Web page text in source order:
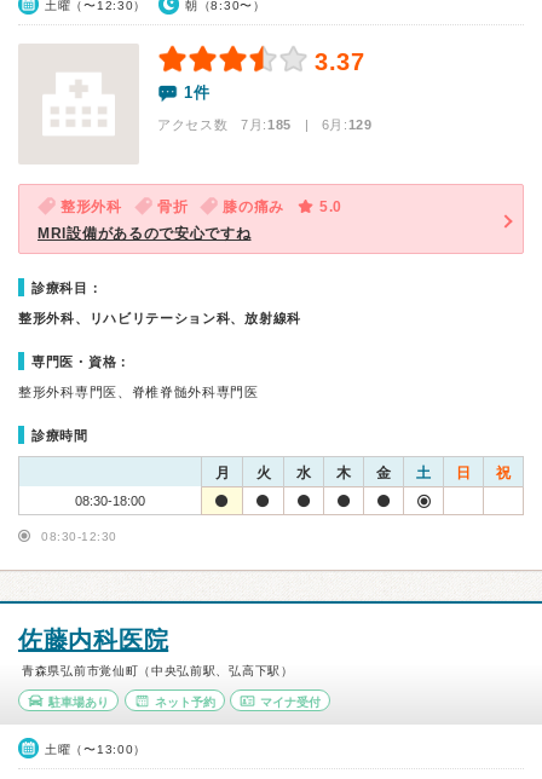
土曜（〜12:30） 朝（8:30〜）
3.37
1件
アクセス数 7月:185 | 6月:129
整形外科 骨折 膝の痛み
5.0
MRI設備があるので安心ですね
診療科目：
整形外科、リハビリテーション科、放射線科
専門医・資格：
整形外科専門医、脊椎脊髄外科専門医
診療時間
月 火 水 木 金 土 日 祝
08:30-18:00
08:30-12:30
佐藤内科医院
青森県弘前市覚仙町（中央弘前駅、弘高下駅）
駐車場あり ネット予約 マイナ受付
土曜（〜13:00）